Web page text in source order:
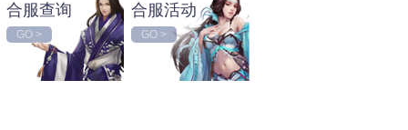
合服查询
GO >
合服活动
GO >